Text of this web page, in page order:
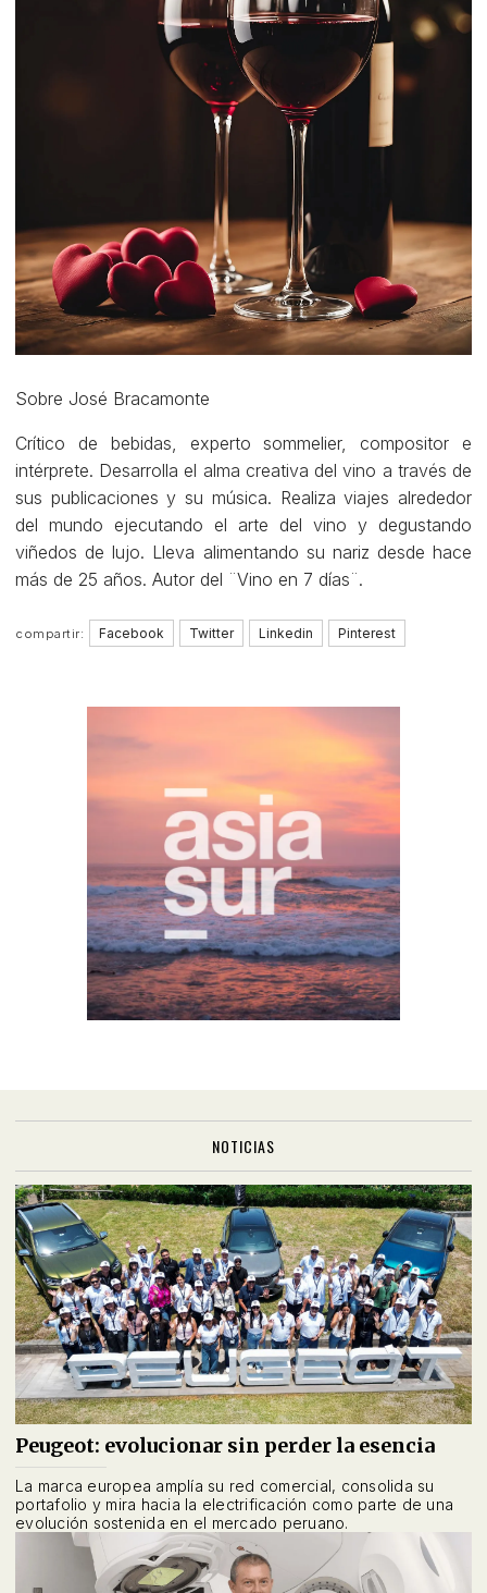
Sobre José Bracamonte
Crítico de bebidas, experto sommelier, compositor e
intérprete. Desarrolla el alma creativa del vino a través de
sus publicaciones y su música. Realiza viajes alrededor
del mundo ejecutando el arte del vino y degustando
viñedos de lujo. Lleva alimentando su nariz desde hace
más de 25 años. Autor del ¨Vino en 7 días¨.
compartir: Facebook Twitter Linkedin Pinterest
NOTICIAS
Peugeot: evolucionar sin perder la esencia
La marca europea amplía su red comercial, consolida su
portafolio y mira hacia la electrificación como parte de una
evolución sostenida en el mercado peruano.